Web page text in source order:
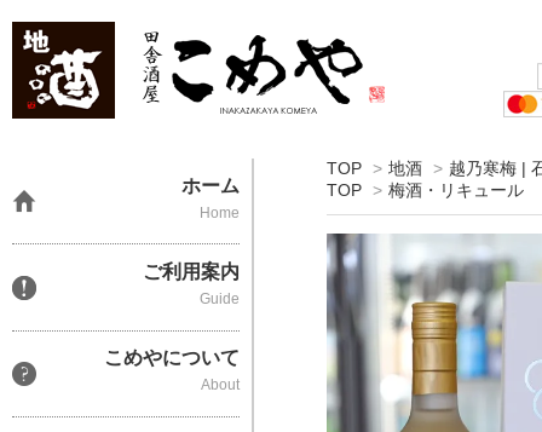
TOP > 地酒 > 越乃寒梅 |
TOP > 梅酒・リキュール
ホーム
Home
ご利用案内
Guide
こめやについて
About